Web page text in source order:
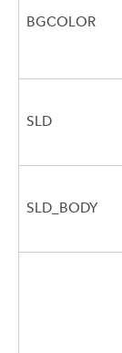
BGCOLOR
SLD
SLD_BODY